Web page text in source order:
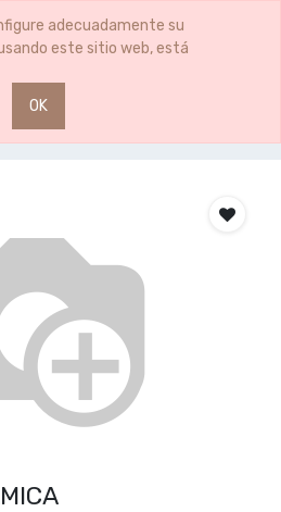
adecuadamente su
este sitio web, está
OK
0 0